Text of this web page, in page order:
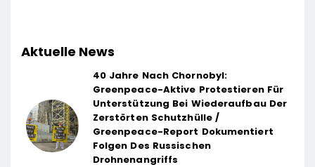
Aktuelle News
40 Jahre Nach Chornobyl:
Greenpeace-Aktive Protestieren Für
Unterstützung Bei Wiederaufbau Der
Zerstörten Schutzhülle /
Greenpeace-Report Dokumentiert
Folgen Des Russischen
Drohnenangriffs